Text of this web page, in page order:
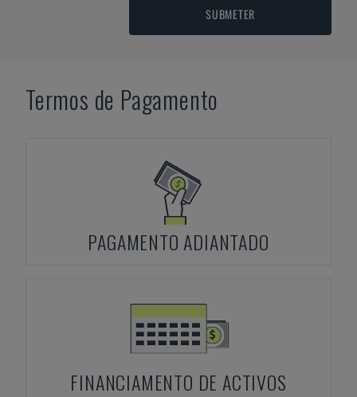
SUBMETER
Termos de Pagamento
PAGAMENTO ADIANTADO
FINANCIAMENTO DE ACTIVOS